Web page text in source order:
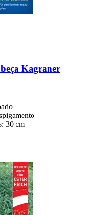
Kagraner
30 cm